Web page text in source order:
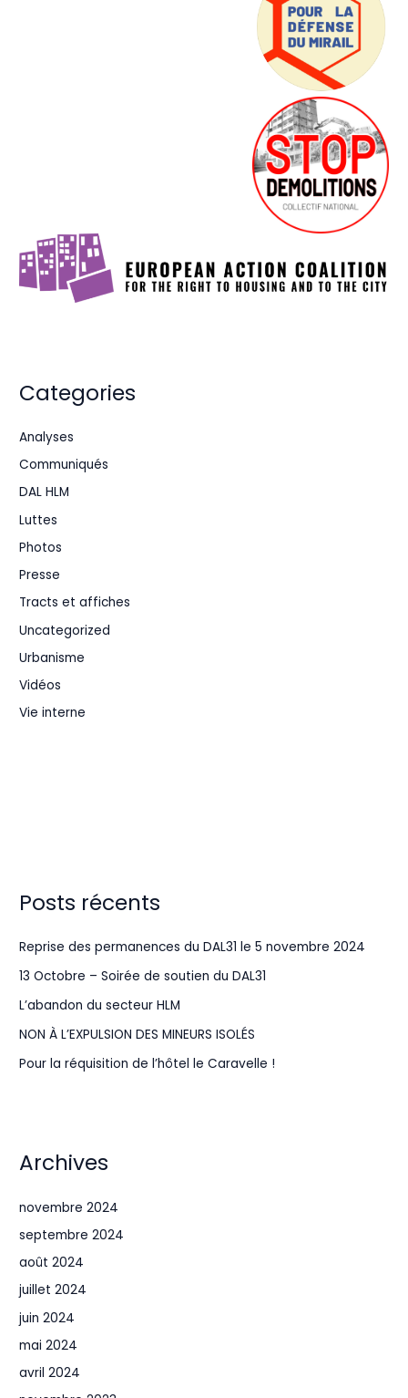
Categories
Analyses
Communiqués
DAL HLM
Luttes
Photos
Presse
Tracts et affiches
Uncategorized
Urbanisme
Vidéos
Vie interne
Posts récents
Reprise des permanences du DAL31 le 5 novembre 2024
13 Octobre – Soirée de soutien du DAL31
L’abandon du secteur HLM
NON À L’EXPULSION DES MINEURS ISOLÉS
Pour la réquisition de l’hôtel le Caravelle !
Archives
novembre 2024
septembre 2024
août 2024
juillet 2024
juin 2024
mai 2024
avril 2024